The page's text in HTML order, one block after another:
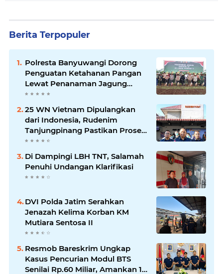
Berita Terpopuler
Polresta Banyuwangi Dorong
Penguatan Ketahanan Pangan
Lewat Penanaman Jagung
Kuartal IV 2025
25 WN Vietnam Dipulangkan
dari Indonesia, Rudenim
Tanjungpinang Pastikan Proses
Sesuai Prosedur
Di Dampingi LBH TNT, Salamah
Penuhi Undangan Klarifikasi
DVI Polda Jatim Serahkan
Jenazah Kelima Korban KM
Mutiara Sentosa II
Resmob Bareskrim Ungkap
Kasus Pencurian Modul BTS
Senilai Rp.60 Miliar, Amankan 12